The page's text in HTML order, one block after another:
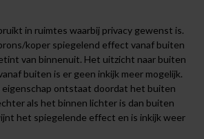
in ruimtes waarbij privacy gewenst is.
koper spiegelend effect vanaf buiten
van binnenuit. Het uitzicht naar buiten
buiten is er geen inkijk meer mogelijk.
eigenschap ontstaat doordat het buiten
als het binnen lichter is dan buiten
het spiegelende effect en is inkijk weer